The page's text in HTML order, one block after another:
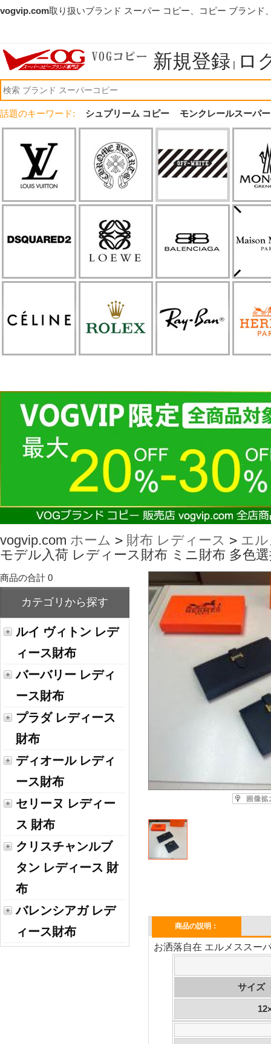
vogvip.com取り扱いブランド スーパー コピー、コピー ブランド
新規登録 | ロ
話題のキーワード: シュプリーム コピー モンクレールスーパ
vogvip.com ホーム > 財布 レディース > エ
モデル入荷 レディース財布 ミニ財布 多色
商品の合計 0
カテゴリから探す
ルイ ヴィトン レデ
ィース財布
バーバリー レディ
ース財布
プラダ レディース
財布
ディオール レディ
ース財布
セリーヌ レディー
ス 財布
クリスチャンルブ
タン レディース 財
布
バレンシアガ レデ
ィース財布
商品の説明：
お洒落自在 エルメススー
サイズ